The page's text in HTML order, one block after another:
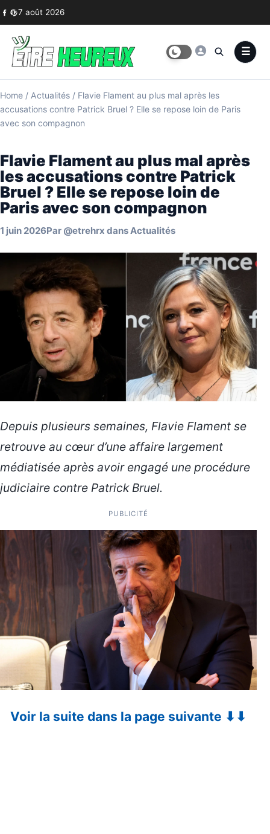
Skip to content
7 août 2026
Home / Actualités / Flavie Flament au plus mal après les
accusations contre Patrick Bruel ? Elle se repose loin de Paris
avec son compagnon
Flavie Flament au plus mal après
les accusations contre Patrick
Bruel ? Elle se repose loin de
Paris avec son compagnon
1 juin 2026Par @etrehrx dansActualités
Depuis plusieurs semaines, Flavie Flament se
retrouve au cœur d’une affaire largement
médiatisée après avoir engagé une procédure
judiciaire contre Patrick Bruel.
PUBLICITÉ
Voir la suite dans la page suivante ⬇⬇